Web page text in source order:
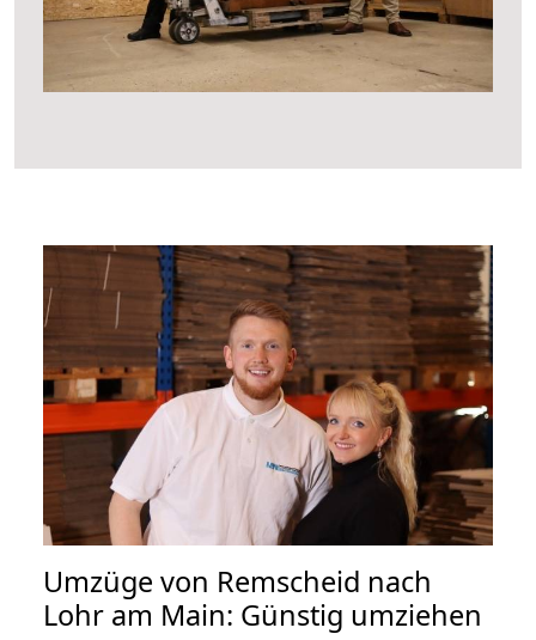
Umzüge von Remscheid nach
Lohr am Main: Günstig umziehen